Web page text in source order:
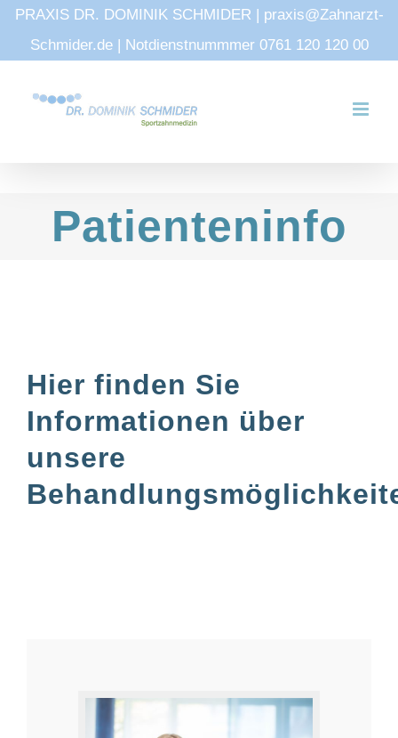
PRAXIS DR. DOMINIK SCHMIDER | praxis@Zahnarzt-
Schmider.de | Notdienstnummmer 0761 120 120 00
Inhalt
Patienteninfo
Hier finden Sie
Informationen über
unsere